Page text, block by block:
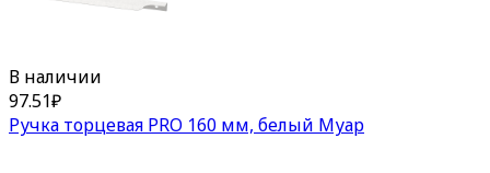
В наличии
97.51₽
Ручка торцевая PRO 160 мм, белый Муар